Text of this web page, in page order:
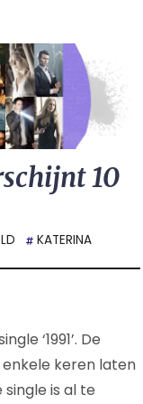
10
VOOR
NIEUWE
MAART
KATERINA
‘1991’. De
keren laten
is al te